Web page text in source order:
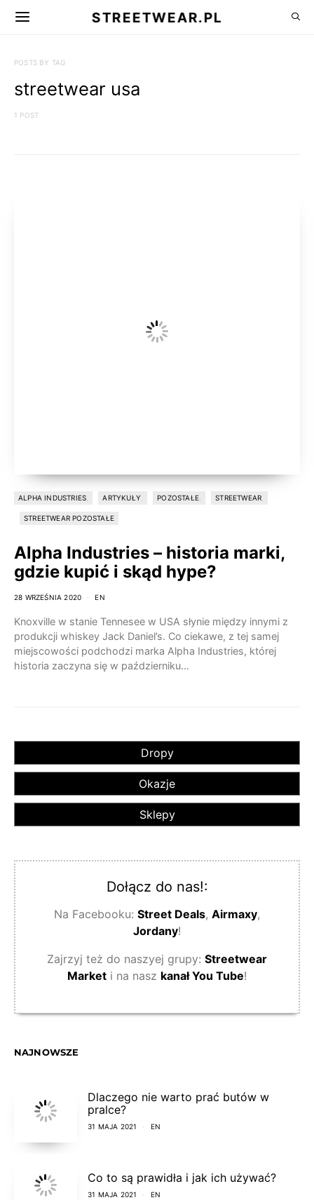
STREETWEAR.PL
POSTS BY TAG
streetwear usa
1 POST
ALPHA INDUSTRIES ARTYKUŁY POZOSTAŁE STREETWEAR
STREETWEAR POZOSTAŁE
Alpha Industries – historia marki,
gdzie kupić i skąd hype?
28 WRZEŚNIA 2020 EN
Knoxville w stanie Tennesee w USA słynie między innymi z
produkcji whiskey Jack Daniel’s. Co ciekawe, z tej samej
miejscowości podchodzi marka Alpha Industries, której
historia zaczyna się w październiku…
Dropy
Okazje
Sklepy
Dołącz do nas!:
Na Facebooku: Street Deals, Airmaxy,
Jordany!
Zajrzyj też do naszyej grupy: Streetwear
Market i na nasz kanał You Tube!
NAJNOWSZE
Dlaczego nie warto prać butów w
pralce?
31 MAJA 2021 EN
Co to są prawidła i jak ich używać?
31 MAJA 2021 EN